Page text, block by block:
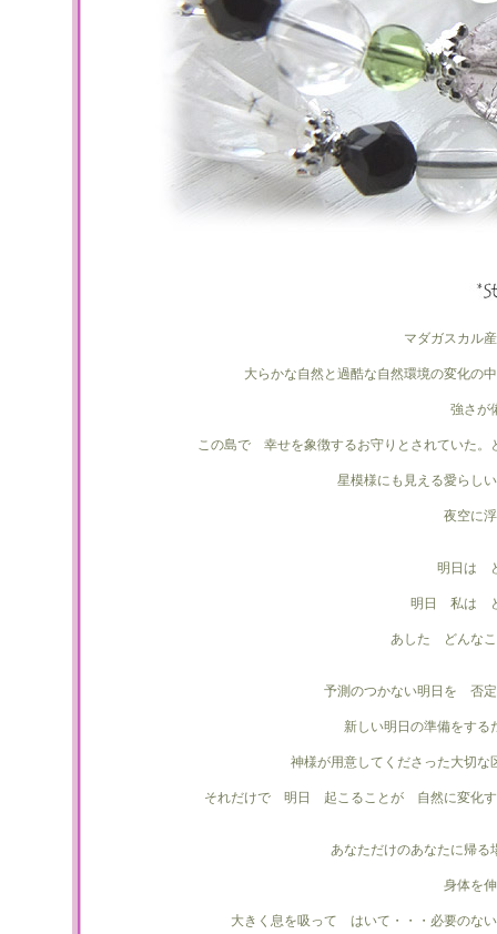
マダガスカル
大らかな自然と過酷な自然環境の変化
強さが
この島で 幸せを象徴するお守りとされていた
星模様にも見える愛らし
夜空に
明日は
明日 私は ど
あした どんな
予測のつかない明日を 否
新しい明日の準備をす
神様が用意してくださった大切
それだけで 明日 起こることが 自然に変化す
あなただけのあなたに帰る
身体を
大きく息を吸って はいて・・・必要のな